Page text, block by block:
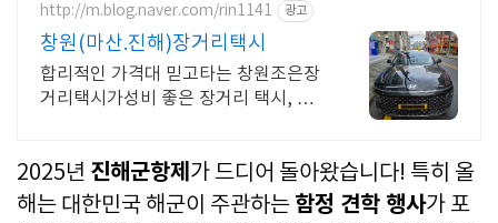
http://m.blog.naver.com/rin1141 광고
창원(마산.진해)장거리택시
합리적인 가격대 믿고타는 창원조은장
거리택시가성비 좋은 장거리 택시, 멀
2025년 진해군항제 가 드디어 돌아왔습니다! 특히 올
해는 대한민국 해군이 주관하는 함정 견학 행사가 포